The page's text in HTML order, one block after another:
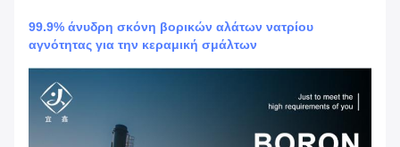
99.9% άνυδρη σκόνη βορικών αλάτων νατρίου
αγνότητας για την κεραμική σμάλτων